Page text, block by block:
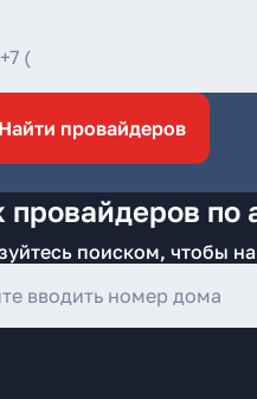
Найти провайдеров
провайдеров
поиском, чтобы